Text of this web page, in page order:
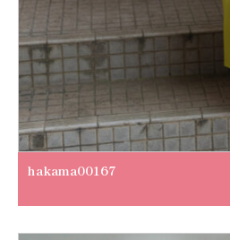
hakama00167